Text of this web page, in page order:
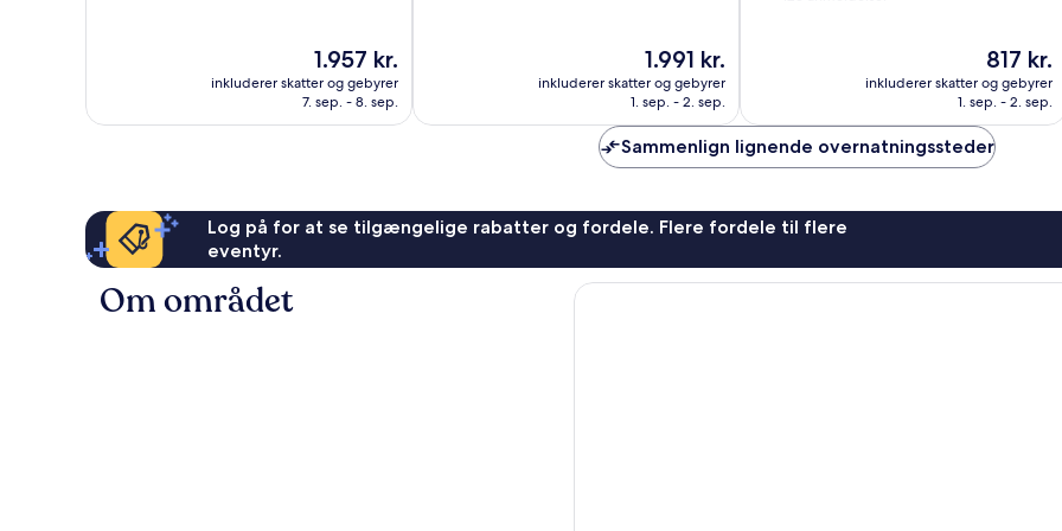
Prisen
er
1.957 kr.
1.957 kr.
inkluderer skatter og gebyrer
7. sep. - 8. sep.
Prisen
er
1.991 kr.
1.991 kr.
inkluderer skatter og gebyrer
1. sep. - 2. sep.
Prisen
er
817 kr.
817 kr.
inkluderer skatter og gebyrer
1. sep. - 2. sep.
Sammenlign lignende overnatningssteder
Log på for at se tilgængelige rabatter og fordele. Flere fordele til flere
eventyr.
Om området